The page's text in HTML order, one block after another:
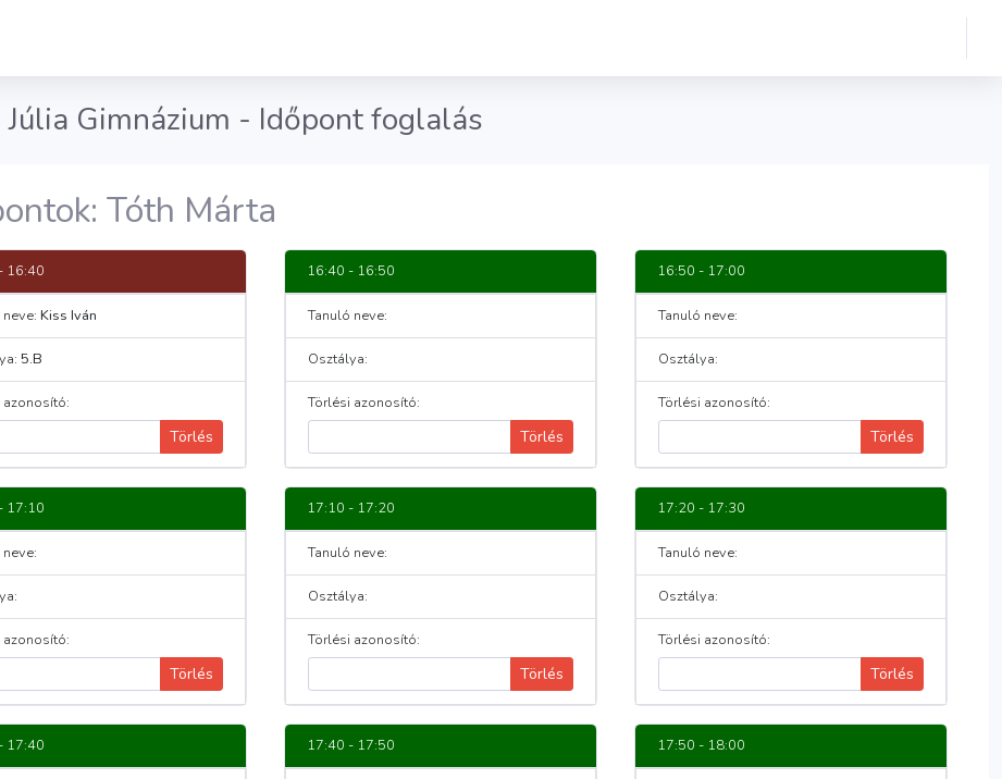
Gimnázium - Időpont foglalás
Tóth Márta
16:40
Kiss Iván
5.B
azonosító:
Törlés
16:40 - 16:50
Tanuló neve:
Osztálya:
Törlési azonosító:
Törlés
16:50 - 17:00
Tanuló neve:
Osztálya:
Törlési azonosító:
Törlés
17:10
azonosító:
Törlés
17:10 - 17:20
Tanuló neve:
Osztálya:
Törlési azonosító:
Törlés
17:20 - 17:30
Tanuló neve:
Osztálya:
Törlési azonosító:
Törlés
17:40 17:40 - 17:50 17:50 - 18:00